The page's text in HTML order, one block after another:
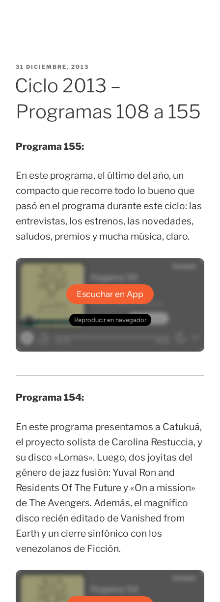
PUBLICADO
31 DICIEMBRE, 2013
Ciclo 2013 –
Programas 108 a 155
Programa 155:
En este programa, el último del año, un
compacto que recorre todo lo bueno que
pasó en el programa durante este ciclo: las
entrevistas, los estrenos, las novedades,
saludos, premios y mucha música, claro.
Programa 154:
En este programa presentamos a Catukuá,
el proyecto solista de Carolina Restuccia, y
su disco «Lomas». Luego, dos joyitas del
género de jazz fusión: Yuval Ron and
Residents Of The Future y «On a mission»
de The Avengers. Además, el magnífico
disco recién editado de Vanished from
Earth y un cierre sinfónico con los
venezolanos de Ficción.